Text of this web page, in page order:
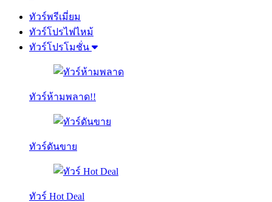
ทัวร์พรีเมี่ยม
ทัวร์โปรไฟไหม้
ทัวร์โปรโมชั่น
ทัวร์ห้ามพลาด!!
ทัวร์ดันขาย
ทัวร์ Hot Deal